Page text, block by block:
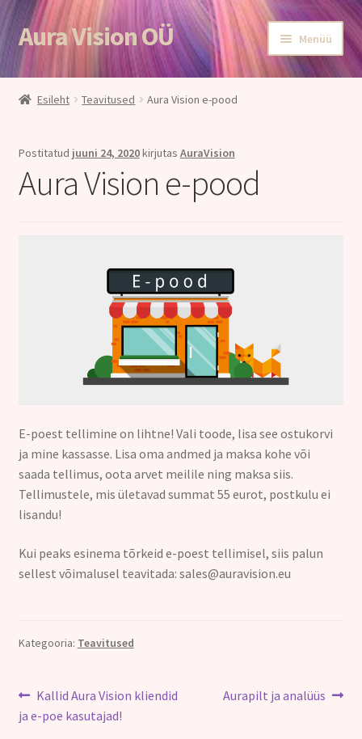
Liigu
navigeerimisele
Liigu
sisu
juurde
Aura Vision OÜ Menüü
Esileht
Aura Vision ajakirjanduses
Esileht Teavitused Aura Vision e-pood
Postitatud juuni 24, 2020kirjutas AuraVision
Aura Vision e-pood
E-poest tellimine on lihtne! Vali toode, lisa see ostukorvi
ja mine kassasse. Lisa oma andmed ja maksa kohe või
saada tellimus, oota arvet meilile ning maksa siis.
Tellimustele, mis ületavad summat 55 eurot, postkulu ei
lisandu!
Kui peaks esinema tõrkeid e-poest tellimisel, siis palun
sellest võimalusel teavitada: sales@auravision.eu
Kategooria: Teavitused
Navigeerimine
Eelmine
postitus:
Kallid Aura Vision kliendid
ja e-poe kasutajad!
Järgmine
Aurapilt ja analüüs